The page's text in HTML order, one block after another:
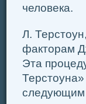
человека.
Л.
факторам
Эта
следующим